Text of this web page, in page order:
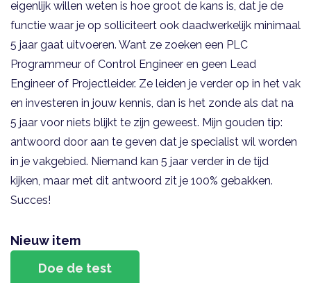
eigenlijk willen weten is hoe groot de kans is, dat je de
functie waar je op solliciteert ook daadwerkelijk minimaal
5 jaar gaat uitvoeren. Want ze zoeken een PLC
Programmeur of Control Engineer en geen Lead
Engineer of Projectleider. Ze leiden je verder op in het vak
en investeren in jouw kennis, dan is het zonde als dat na
5 jaar voor niets blijkt te zijn geweest. Mijn gouden tip:
antwoord door aan te geven dat je specialist wil worden
in je vakgebied. Niemand kan 5 jaar verder in de tijd
kijken, maar met dit antwoord zit je 100% gebakken.
Succes!
Nieuw item
Doe de test